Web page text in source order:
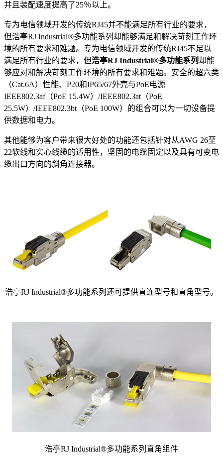
并且装配速度提高了25％以上。
专为电信领域开发的传统RJ45并不能满足所有行业的要求，
但浩亭RJ Industrial®多功能系列却能够满足和解决苛刻工作环
境的所有要求和难题。专为电信领域开发的传统RJ45不足以
满足所有行业的要求，但浩亭RJ Industrial®多功能系列 却能
够应对和解决苛刻工作环境的所有要求和难题。安全的超六类
（Cat.6A）性能、P20和IP65/67外壳与PoE电源
IEEE802.3af（PoE 15.4W）/IEEE802.3at（PoE
25.5W）/IEEE802.3bt（PoE 100W）的组合可以为一切设备提
供数据和电力。
其他能够为客户带来很大好处的功能还包括针对从AWG 26至
22软线和实心线缆的适用性，坚固的电缆固定以及具有可变电
缆出口方向的斜角连接器。
浩亭RJ Industrial®多功能系列还可提供直连型号和直角型号。
浩亭RJ Industrial®多功能系列直角组件